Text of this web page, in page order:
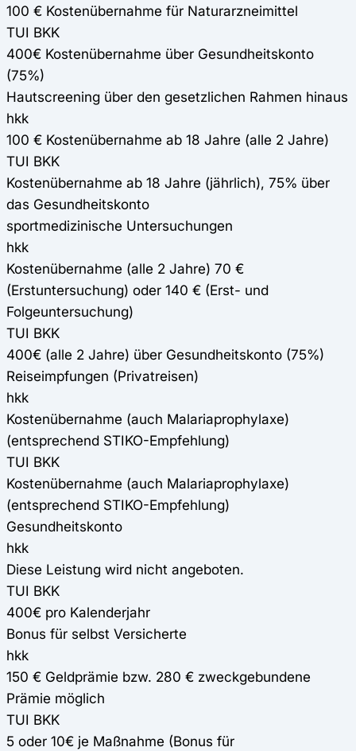
100 € Kostenübernahme für Naturarzneimittel
TUI BKK
400€ Kostenübernahme über Gesundheitskonto
(75%)
Hautscreening über den gesetzlichen Rahmen hinaus
hkk
100 € Kostenübernahme ab 18 Jahre (alle 2 Jahre)
TUI BKK
Kostenübernahme ab 18 Jahre (jährlich), 75% über
das Gesundheitskonto
sportmedizinische Untersuchungen
hkk
Kostenübernahme (alle 2 Jahre) 70 €
(Erstuntersuchung) oder 140 € (Erst- und
Folgeuntersuchung)
TUI BKK
400€ (alle 2 Jahre) über Gesundheitskonto (75%)
Reiseimpfungen (Privatreisen)
hkk
Kostenübernahme (auch Malariaprophylaxe)
(entsprechend STIKO-Empfehlung)
TUI BKK
Kostenübernahme (auch Malariaprophylaxe)
(entsprechend STIKO-Empfehlung)
Gesundheitskonto
hkk
Diese Leistung wird nicht angeboten.
TUI BKK
400€ pro Kalenderjahr
Bonus für selbst Versicherte
hkk
150 € Geldprämie bzw. 280 € zweckgebundene
Prämie möglich
TUI BKK
5 oder 10€ je Maßnahme (Bonus für